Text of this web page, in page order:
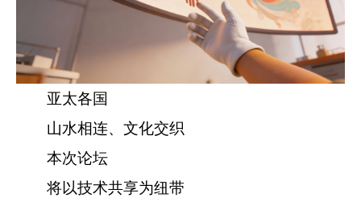
亚太各国
山水相连、文化交织
本次论坛
将以技术共享为纽带